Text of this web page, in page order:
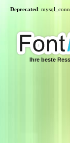
Deprecated:
Ihre beste